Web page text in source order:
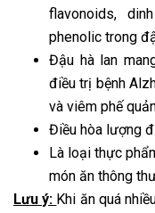
flavonoids,
phenolic trong
Đậu hà lan
điều trị bệnh
và viêm phế
Điều hòa lượng
Là loại thực
món ăn thông
Lưu ý: Khi ăn quá